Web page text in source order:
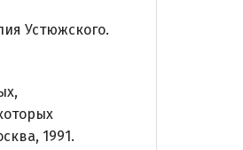
Устюжского.
1991.